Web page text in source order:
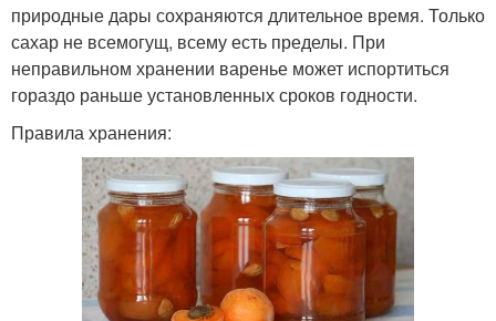
природные дары сохраняются длительное время. Только
сахар не всемогущ, всему есть пределы. При
неправильном хранении варенье может испортиться
гораздо раньше установленных сроков годности.
Правила хранения: